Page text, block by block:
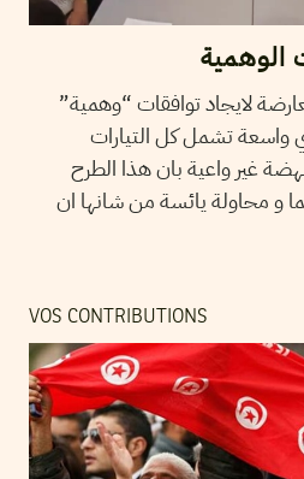
الوهمية
لايجاد توافقات “وهمية”
واسعة تشمل كل التيارات
غير واعية بان هذا الطرح
و محاولة يائسة من شانها ان
VOS CONTRIBUTIONS